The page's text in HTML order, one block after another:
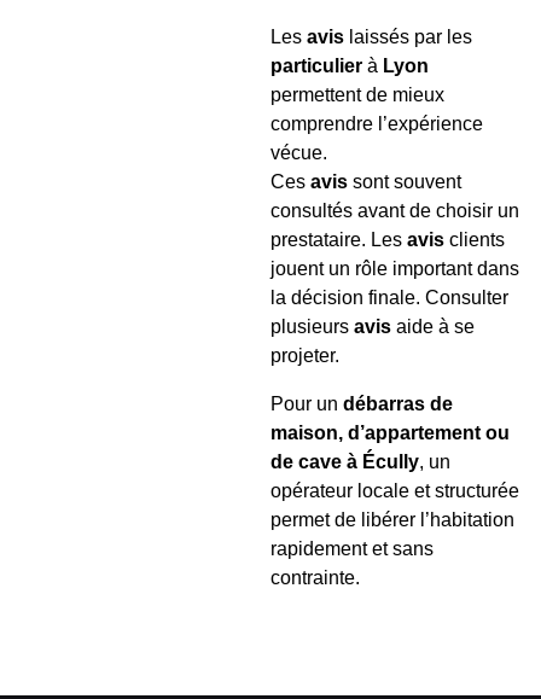
Les avis laissés par les
particulier à Lyon
permettent de mieux
comprendre l’expérience
vécue.
Ces avis sont souvent
consultés avant de choisir un
prestataire. Les avis clients
jouent un rôle important dans
la décision finale. Consulter
plusieurs avis aide à se
projeter.
Pour un débarras de
maison, d’appartement ou
de cave à Écully, un
opérateur locale et structurée
permet de libérer l’habitation
rapidement et sans
contrainte.